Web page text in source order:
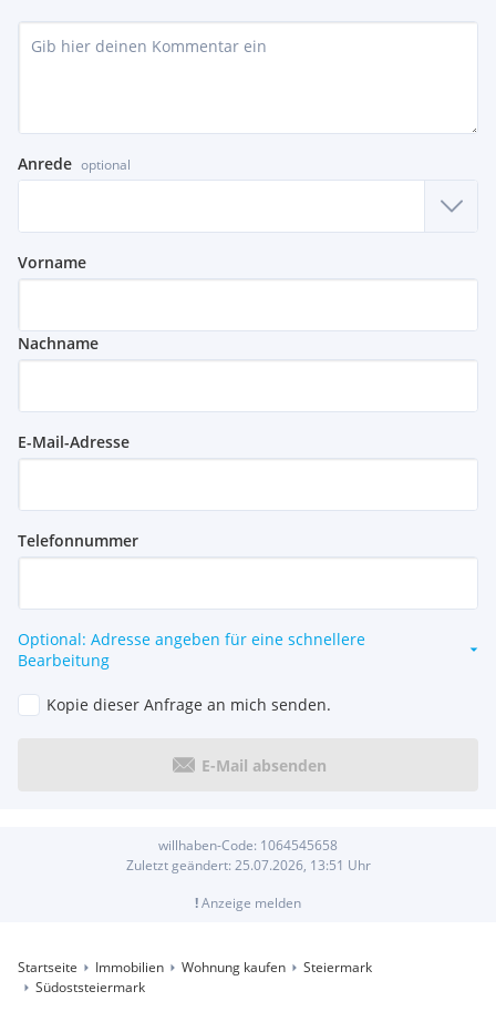
Anrede optional
Vorname
Nachname
E-Mail-Adresse
Telefonnummer
Optional: Adresse angeben für eine schnellere
Bearbeitung
Kopie dieser Anfrage an mich senden.
E-Mail absenden
willhaben-Code: 1064545658
Zuletzt geändert: 25.07.2026, 13:51 Uhr
!Anzeige melden
Startseite Immobilien Wohnung kaufen
Steiermark
Südoststeiermark